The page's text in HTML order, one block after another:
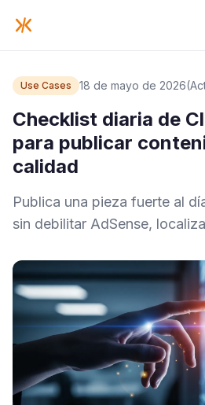
Use Cases 18 de mayo de 2026
Checklist diaria de
para publicar
calidad
Publica una pieza fuerte al
sin debilitar AdSense,